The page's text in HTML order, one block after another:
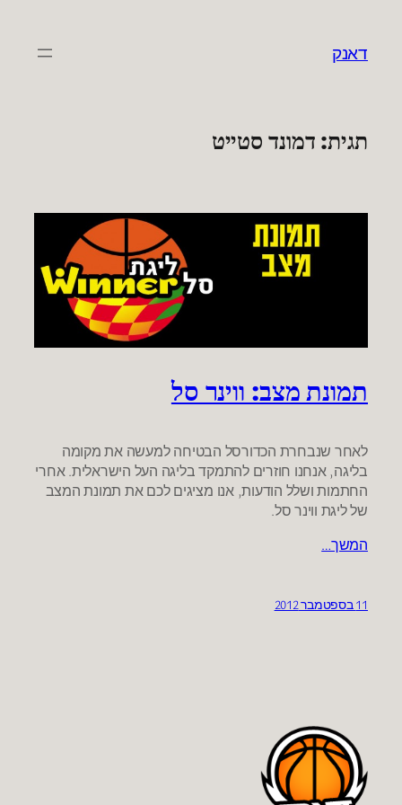
דאנק
תגית:דמונד סטייט
תמונת מצב: ווינר סל
לאחר שנבחרת הכדורסל הבטיחה למעשה את מקומה
בליגה, אנחנו חוזרים להתמקד בליגה העל הישראלית. אחרי
החתמות ושלל הודעות, אנו מציגים לכם את תמונת המצב
של ליגת ווינר סל.
המשך…
11 בספטמבר 2012